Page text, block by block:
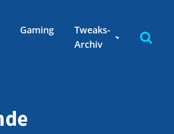
Gaming
Tweaks-
Archiv